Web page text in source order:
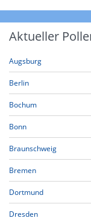
Aktueller
Augsburg
Berlin
Bochum
Bonn
Braunschweig
Bremen
Dortmund
Dresden